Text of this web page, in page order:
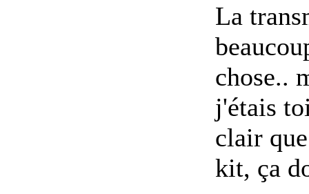
La
chose..
j'étais
clair
kit, ça